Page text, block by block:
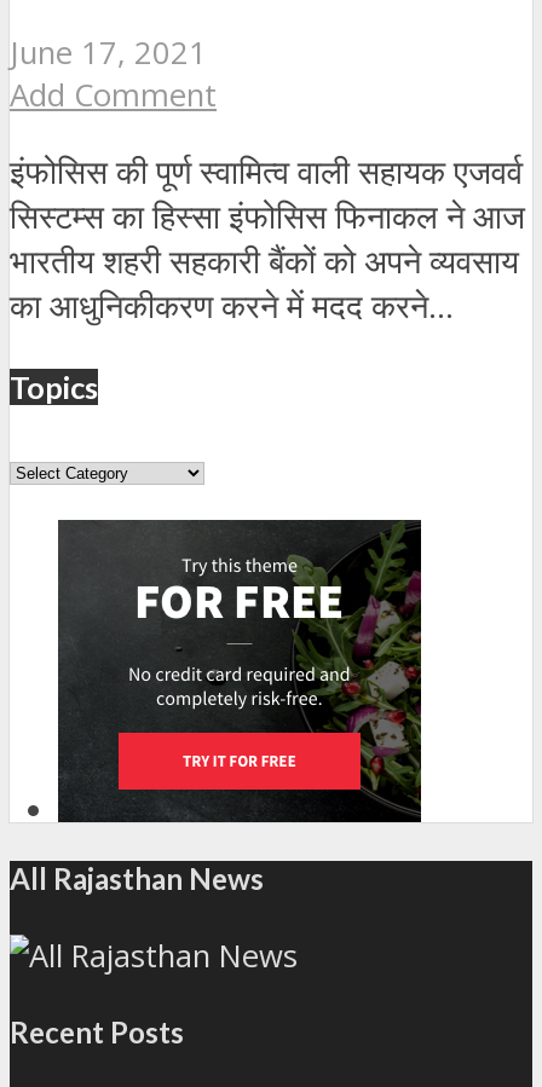
June 17, 2021
Add Comment
इंफोसिस की पूर्ण स्वामित्व वाली सहायक एजवर्व
सिस्टम्स का हिस्सा इंफोसिस फिनाकल ने आज
भारतीय शहरी सहकारी बैंकों को अपने व्यवसाय
का आधुनिकीकरण करने में मदद करने...
Topics
Topics
All Rajasthan News
Recent Posts